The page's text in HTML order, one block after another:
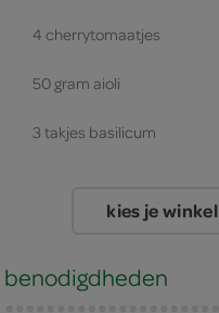
4 cherrytomaatjes
50 gram aioli
3 takjes basilicum
kies je winkel
benodigdheden